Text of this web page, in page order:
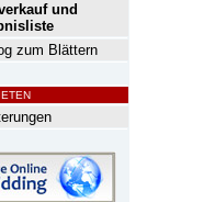
und
zum Blättern